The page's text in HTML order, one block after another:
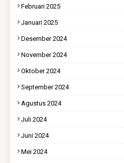
Februari 2025
Januari 2025
Desember 2024
November 2024
Oktober 2024
September 2024
Agustus 2024
Juli 2024
Juni 2024
Mei 2024